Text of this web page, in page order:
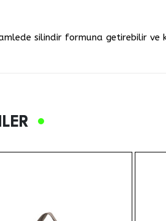
silindir formuna getirebilir